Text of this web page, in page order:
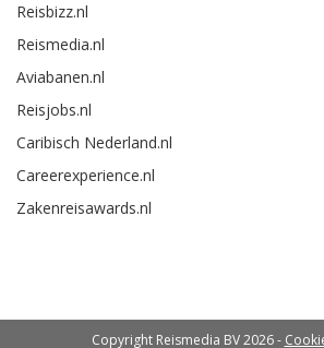
Reisbizz.nl
Reismedia.nl
Aviabanen.nl
Reisjobs.nl
Caribisch Nederland.nl
Careerexperience.nl
Zakenreisawards.nl
Copyright Reismedia BV 2026 -